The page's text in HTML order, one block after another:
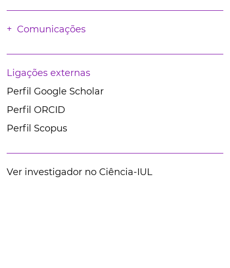
Comunicações
Ligações externas
Perfil Google Scholar
Perfil ORCID
Perfil Scopus
Ver investigador no Ciência-IUL